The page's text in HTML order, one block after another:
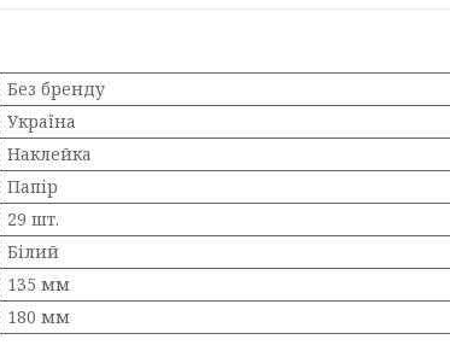
Без бренду
Україна
Наклейка
Папір
29 шт.
Білий
135 мм
180 мм